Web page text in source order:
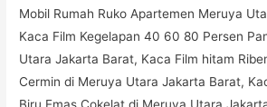
Mobil Rumah Ruko Apartemen Meruya
Kaca Film Kegelapan 40 60 80 Persen
Utara Jakarta Barat, Kaca Film hitam
Cermin di Meruya Utara Jakarta Barat,